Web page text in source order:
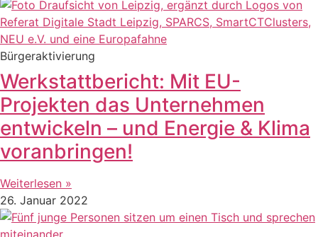
Bürgeraktivierung
Werkstattbericht: Mit EU-
Projekten das Unternehmen
entwickeln – und Energie & Klima
voranbringen!
Weiterlesen »
26. Januar 2022